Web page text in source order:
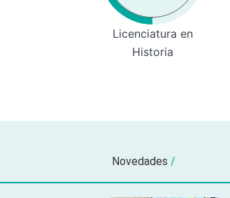
Licenciatura en
Historia
Novedades /